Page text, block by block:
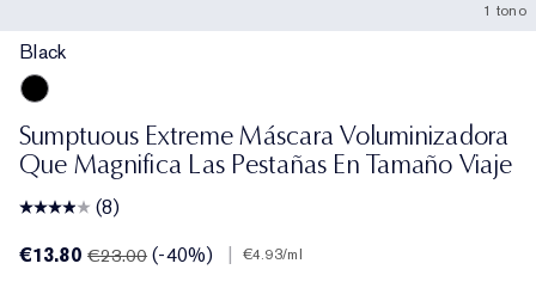
1 tono
Black
Sumptuous Extreme Máscara Voluminizadora
Que Magnifica Las Pestañas En Tamaño Viaje
(8)
€13.80€23.00 (-40%) €4.93/ml